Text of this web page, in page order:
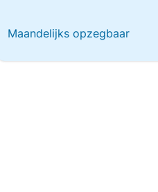
Maandelijks opzegbaar